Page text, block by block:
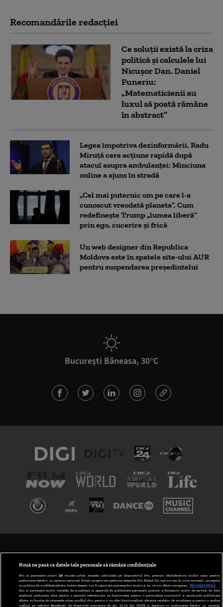
Recomandările redacţiei
Ce soluții există la criza
politică și calculele lui
Nicușor Dan. Daniel
Funeriu:
„Matematicienii au
luxul să poată rămâne
în abstract”
Legea împotriva dezinformării. Radu
Miruță cere acțiune rapidă după
atacul asupra ambulanței: Minciuna
online a ajuns în stradă
„Cel mai puternic om pe care l-a
cunoscut vreodată planeta”. Cum
redefinește Trump „lumea liberă”
prin ego, cucerire și frică
Un web designer din Republica
Moldova este în spatele site-ului AUR
pentru suspendarea președintelui
București Băneasa, 30°C
ABONARE DIGI TV
GESTIONAȚI PREFERINȚELE
Nouă ne pasă ca datele tale personale să rămână confidențiale
Noi și partenerii noștri 30stocăm și/sau accesăm informații pe dispozitivul dvs., precum identificatorii cookie unici pentru
prelucrarea datelor cu caracter personal. Puteți accepta sau gestiona alegerile dvs. făcând clic mai jos sau în orice moment, pe pagina
cu politica de confidențialitate. Aceste alegeri vor fi raportate partenerilor noștri și nu vă vor afecta navigarea.
Mai multe detalii
Noi si partenerii nostri (retelele de socializare si agentiile de publicitate partenere, precum si furnizorii nostri de servicii de date
analitice) prelucram date pentru a permite website-ului sa functioneze, pentru a personaliza continutul si anunturile publicitare
afisate in functie de interesele si/sau profilul dvs., pentru a va oferi functionalitati aferente retelelor de socializare si pentru a analiza
traficul pe website. Beneficiati de drepturile prevazute de art. 15-22 din GDPR in legatura cu prelucrarea datelor cu caracter